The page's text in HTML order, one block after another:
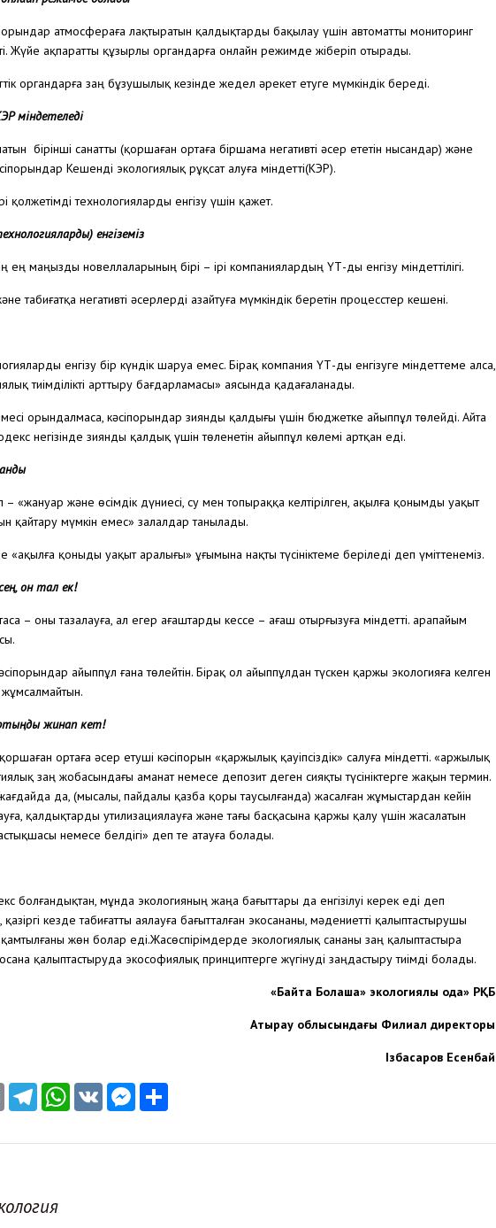
атмосфераға лақтыратын қалдықтарды бақылау үшін автоматты мониторинг
Жүйе ақпаратты құзырлы органдарға онлайн режимде жіберіп отырады.
органдарға заң бұзушылық кезінде жедел әрекет етуге мүмкіндік береді.
міндетеледі
бірінші санатты (қоршаған ортаға біршама негативті әсер ететін нысандар) және
Кешенді экологиялық рұқсат алуға міндетті(КЭР).
қолжетімді технологияларды енгізу үшін қажет.
енгіземіз
ең маңызды новеллаларының бірі – ірі компаниялардың ҮҚТ-ды енгізу міндеттілігі.
табиғатқа негативті әсерлерді азайтуға мүмкіндік беретін процесстер кешені.
енгізу бір күндік шаруа емес. Бірақ компания ҮҚТ-ды енгізуге міндеттеме алса,
тиімділікті арттыру бағдарламасы» аясында қадағаланады.
орындалмаса, кәсіпорындар зиянды қалдығы үшін бюджетке айыппұл төлейді. Айта
негізінде зиянды қалдық үшін төленетін айыппұл көлемі артқан еді.
– «жануар және өсімдік дүниесі, су мен топыраққа келтірілген, ақылға қонымды уақыт
қайтару мүмкін емес» залалдар танылады.
қоныды уақыт аралығы» ұғымына нақты түсініктеме беріледі деп үміттенеміз.
он тал ек!
– оны тазалауға, ал егер ағаштарды кессе – ағаш отырғызуға міндетті. Қарапайым
айыппұл ғана төлейтін. Бірақ ол айыппұлдан түскен қаржы экологияға келген
жинап кет!
ортаға әсер етуші кәсіпорын «қаржылық қауіпсіздік» салуға міндетті. «Қаржылық
заң жобасындағы аманат немесе депозит деген сияқты түсініктерге жақын термин.
да, (мысалы, пайдалы қазба қоры таусылғанда) жасалған жұмыстардан кейін
қалдықтарды утилизациялауға және тағы басқасына қаржы қалу үшін жасалатын
немесе белдігі» деп те атауға болады.
болғандықтан, мұнда экологияның жаңа бағыттары да енгізілуі керек еді деп
кезде табиғатты аялауға бағытталған экосананы, мәдениетті қалыптастырушы
жөн болар еді.Жасөспірімдерде экологиялық сананы заң қалыптастыра
қалыптастыруда экософиялық принциптерге жүгінуді заңдастыру тиімді болады.
«Байтақ Болашақ» экологиялық одақ» РҚБ
Атырау облысындағы Филиал директоры
Ізбасаров Есенбай
EmailTelegram
WhatsApp
VKMessenger
Отправить